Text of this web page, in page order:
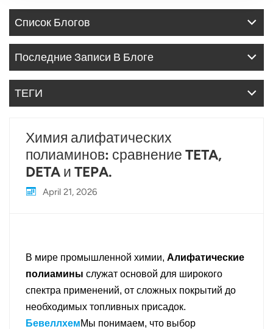
中文
Español
Список Блогов
Последние Записи В Блоге
ТЕГИ
Химия алифатических
полиаминов: сравнение TETA,
DETA и TEPA.
April 21, 2026
В мире промышленной химии,Алифатические
полиамины служат основой для широкого
спектра применений, от сложных покрытий до
необходимых топливных присадок.
БевеллхемМы понимаем, что выбор